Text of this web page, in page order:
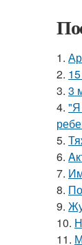
1.
2.
3. 3
4. "Я
5.
6.
7.
8.
9.
10.
11.